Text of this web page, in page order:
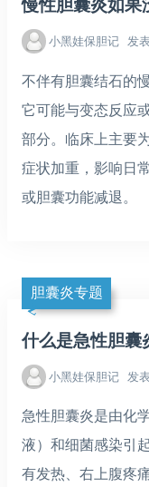
慢性胆囊炎如果
小黑娃保胆记 发
不伴有胆囊结石的
它可能与变态反应
部分。临床上主要
症状加重，影响日
或胆囊功能减退。
胆囊炎专题
什么是急性胆囊
小黑娃保胆记 发
急性胆囊炎是由化
液）和细菌感染引
有发热、右上腹疼